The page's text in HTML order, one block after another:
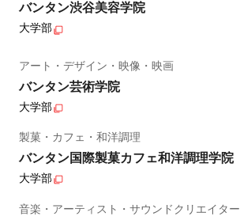
バンタン渋谷美容学院
大学部
アート・デザイン・映像・映画
バンタン芸術学院
大学部
製菓・カフェ・和洋調理
バンタン国際製菓カフェ和洋調理学院
大学部
音楽・アーティスト・サウンドクリエイター